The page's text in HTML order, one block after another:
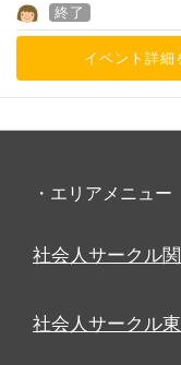
終了
イベント詳細
・エリアメニュー
社会人サークル
社会人サークル